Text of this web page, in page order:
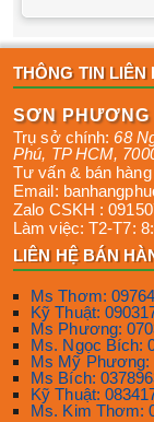
THÔNG TIN LIÊN
SƠN
Trụ sở chính:68
Phú, TP HCM,
Tư vấn & bán hàng
Email:
Zalo CSKH :
Làm việc: T2-T7:
LIÊN HỆ BÁN
Ms Thơm:
Kỹ Thuật:
Ms Phương:
Ms. Ngọc Bích:
Ms Mỹ Phương:
Ms Bích:
Kỹ Thuật:
Ms. Kim Thơm: